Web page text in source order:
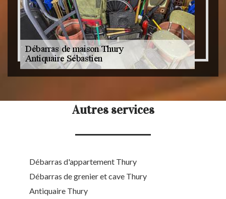
Autres services
Débarras d'appartement Thury
Débarras de grenier et cave Thury
Antiquaire Thury